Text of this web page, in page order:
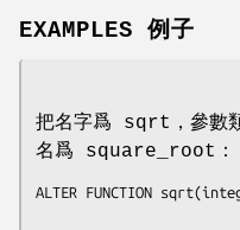
EXAMPLES 例子
把名字爲 sqrt，參數
名爲 square_root：
ALTER FUNCTION